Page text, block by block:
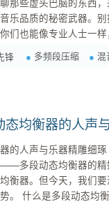
那些虚头巴脑的东西
乐品质的秘密武器。
像专业人士一样，玩转这个
锋 多频段压缩 混
态均衡器的人声
嗨，各位音频工程师同仁们！今天咱们来聊
多段动态均衡器的精
衡器。但今天，我们
友们简单解